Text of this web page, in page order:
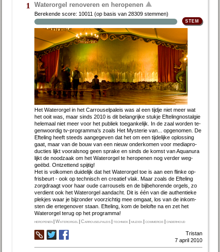
1 Waterorgel renoveren en heropenen
Berekende score: 10011 (op basis van28309 stemmen)
Het Wa­ter­or­gel in het Car­rou­sel­pa­leis was al een tijd­je niet meer wat
het ooit was, maar sinds 2010 is dit be­lang­rij­ke stuk­je Ef­te­ling­nostal­gie
he­le­maal niet meer voor het pu­bliek toe­gan­ke­lijk. In de zaal wor­den te­
gen­woor­dig tv-pro­gram­ma's zo­als Het Mysterie van... op­ge­no­men. De
Ef­te­ling heeft steeds aan­ge­ge­ven dat het om een tij­de­lij­ke op­los­sing
gaat, maar van de bouw van een nieuw on­der­ko­men voor me­dia­pro­
duc­ties lijkt voor­als­nog geen spra­ke en sinds de komst van Aquan­ura
lijkt de nood­zaak om het Wa­ter­or­gel te her­o­pe­nen nog ver­der weg­
geëbd. Ont­zet­tend spij­tig!
Het is vol­ko­men dui­de­lijk dat het Wa­ter­or­gel toe is aan een flin­ke op­
fris­beurt - ook op tech­nisch en cre­a­tief vlak. Maar zo­als de Ef­te­ling
zorgdraagt voor haar ou­de car­rou­sels en de bij­be­ho­ren­de or­gels, zo
ver­dient ook het Wa­ter­or­gel aan­dacht. Dit is één van die au­then­tie­ke
plek­jes waar je bij­zon­der voor­zich­tig mee om­gaat, los van de in­kom­
sten die er­te­gen­over staan. Ef­te­ling, kom de be­lof­te na en zet het
Water­orgel terug op het pro­gram­ma!
heropenen |Waterorgel |Carrouselpaleis |techniek |muziek |commercie |onderhoud
Tristan
7 april 2010